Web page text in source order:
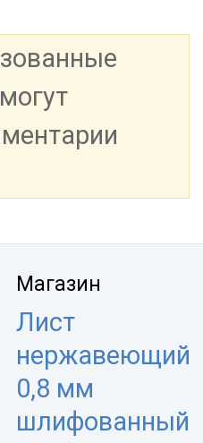
Магазин
Лист
нержавеющий
0,8 мм
шлифованный